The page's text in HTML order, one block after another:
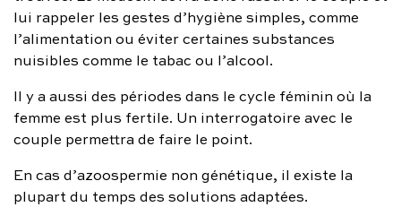
lui rappeler les gestes d’hygiène simples, comme
l’alimentation ou éviter certaines substances
nuisibles comme le tabac ou l’alcool.
Il y a aussi des périodes dans le cycle féminin où la
femme est plus fertile. Un interrogatoire avec le
couple permettra de faire le point.
En cas d’azoospermie non génétique, il existe la
plupart du temps des solutions adaptées.